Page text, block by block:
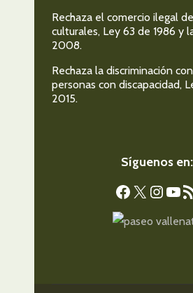
Rechaza el comercio ilegal
culturales, Ley 63 de 1986 y
2008.
Rechaza la discriminación
personas con discapacidad,
2015.
Síguenos en:
Facebook
X